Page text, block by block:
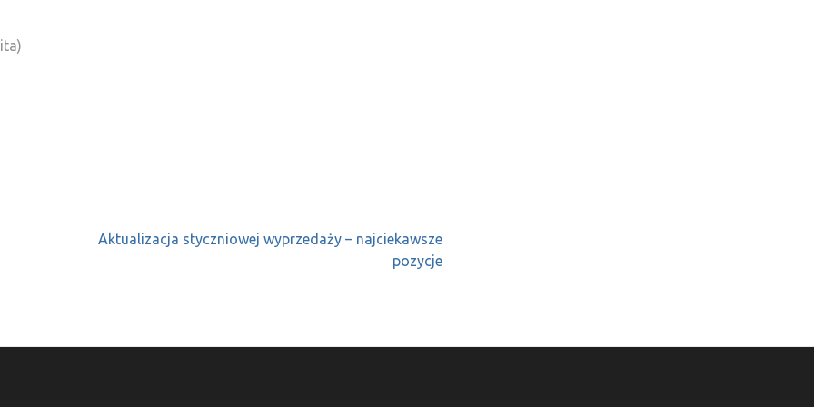
Aktualizacja styczniowej wyprzedaży – najciekawsze
pozycje